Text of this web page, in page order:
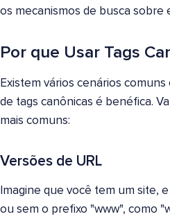
os mecanismos de busca sobre
Por que Usar Tags
Existem vários cenários
de tags canônicas é benéfica.
mais comuns:
Versões de URL
Imagine que você tem um site,
ou sem o prefixo "www", como